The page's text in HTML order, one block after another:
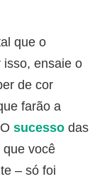
que o
isso, ensaie o
de cor
farão a
sucesso das
que você
– só foi